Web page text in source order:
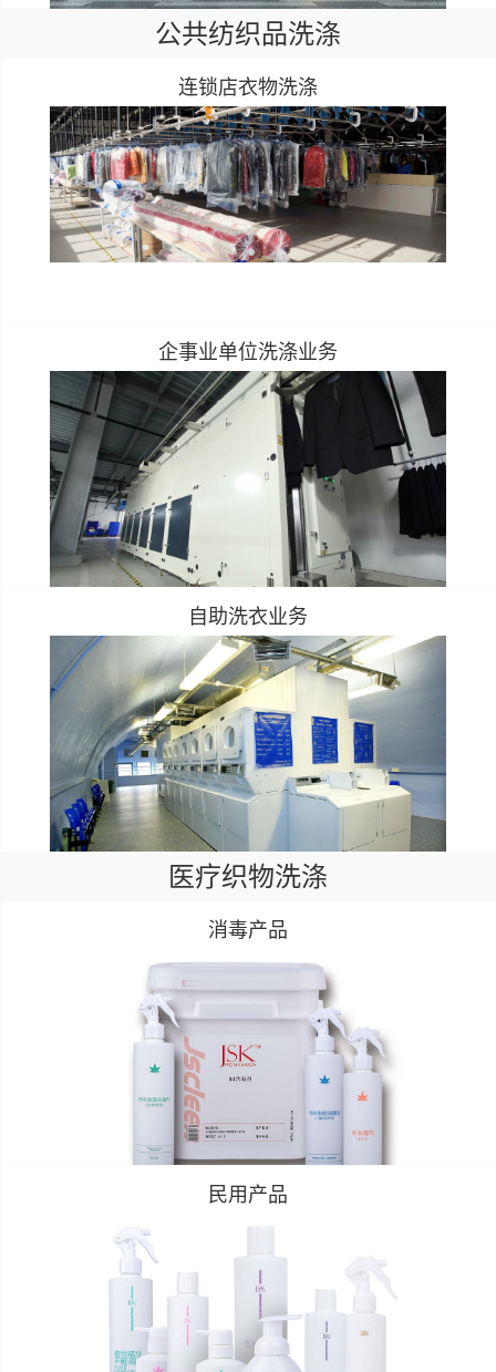
公共纺织品洗涤
连锁店衣物洗涤
企事业单位洗涤业务
自助洗衣业务
医疗织物洗涤
消毒产品
民用产品